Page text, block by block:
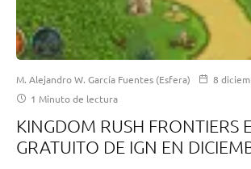
M. Alejandro W. García Fuentes (Esfera)
8
1 Minuto de lectura
KINGDOM RUSH FRONTIERS
GRATUITO DE IGN EN